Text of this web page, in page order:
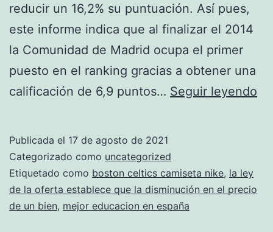
reducir un 16,2% su puntuación. Así pues,
este informe indica que al finalizar el 2014
la Comunidad de Madrid ocupa el primer
puesto en el ranking gracias a obtener una
calificación de 6,9 puntos… Seguir leyendo
Publicada el 17 de agosto de 2021
Categorizado como uncategorized
Etiquetado como boston celtics camiseta nike, la ley
de la oferta establece que la disminución en el precio
de un bien, mejor educacion en españa